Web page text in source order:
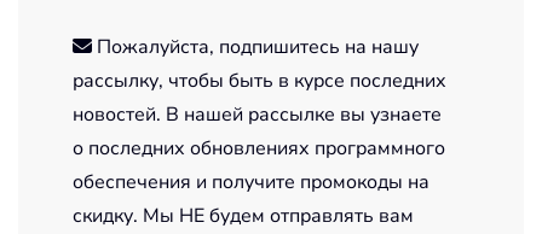
Пожалуйста, подпишитесь на нашу
рассылку, чтобы быть в курсе последних
новостей. В нашей рассылке вы узнаете
о последних обновлениях программного
обеспечения и получите промокоды на
скидку. Мы НЕ будем отправлять вам